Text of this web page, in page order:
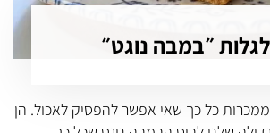
״במבה נוגט״
כל כך שאי אפשר להפסיק לאכול. הן